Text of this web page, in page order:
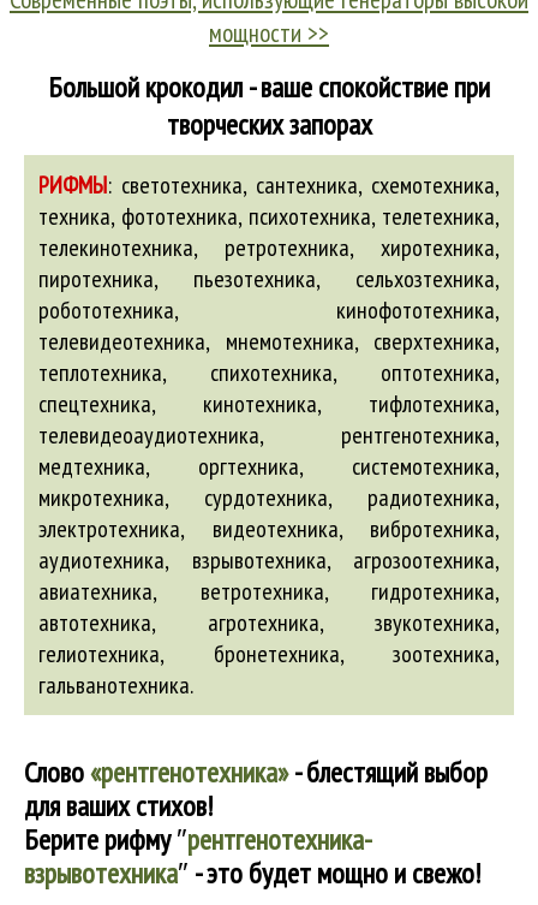
мощности >>
Большой крокодил - ваше спокойствие при
творческих запорах
РИФМЫ: светотехника, сантехника, схемотехника,
техника, фототехника, психотехника, телетехника,
телекинотехника, ретротехника, хиротехника,
пиротехника, пьезотехника, сельхозтехника,
робототехника, кинофототехника,
телевидеотехника, мнемотехника, сверхтехника,
теплотехника, спихотехника, оптотехника,
спецтехника, кинотехника, тифлотехника,
телевидеоаудиотехника, рентгенотехника,
медтехника, оргтехника, системотехника,
микротехника, сурдотехника, радиотехника,
электротехника, видеотехника, вибротехника,
аудиотехника, взрывотехника, агрозоотехника,
авиатехника, ветротехника, гидротехника,
автотехника, агротехника, звукотехника,
гелиотехника, бронетехника, зоотехника,
гальванотехника.
Слово«рентгенотехника»- блестящий выбор
для ваших стихов!
Берите рифму″рентгенотехника-
взрывотехника″ - это будет мощно и свежо!